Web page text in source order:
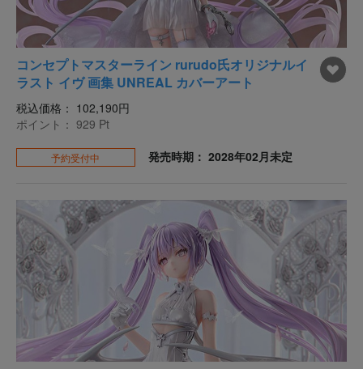
コンセプトマスターライン rurudo氏オリジナルイ
ラスト イヴ 画集 UNREAL カバーアート
税込価格： 102,190円
ポイント： 929 Pt
予約受付中 発売時期： 2028年02月未定